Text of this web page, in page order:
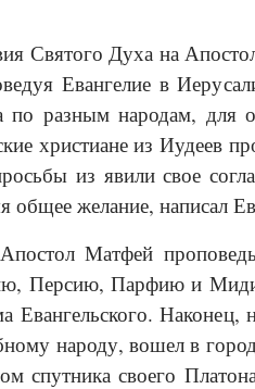
Святого Духа на
Евангелие в
по разным народам,
христиане из Иудеев
из явили свое
желание, написал
Матфей
Персию, Парфию и
Евангельского.
народу, вошел в
спутника своего